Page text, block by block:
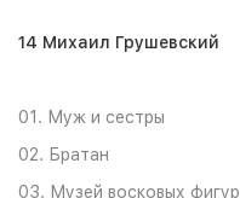
14 Михаил Грушевский
01. Муж и сестры
02. Братан
03. Музей восковых фигур